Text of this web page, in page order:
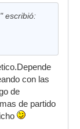
escribió:
con las
de
de partido